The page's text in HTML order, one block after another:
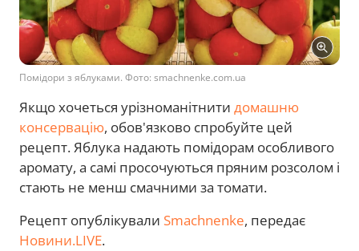
Помідори з яблуками. Фото: smachnenke.com.ua
Якщо хочеться урізноманітнити домашню
консервацію, обов'язково спробуйте цей
рецепт. Яблука надають помідорам особливого
аромату, а самі просочуються пряним розсолом і
стають не менш смачними за томати.
Рецепт опублікували Smachnenke, передає
Новини.LIVE.